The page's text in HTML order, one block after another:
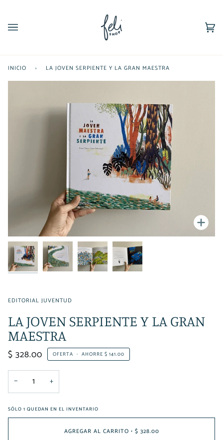
(0)
INICIO › LA JOVEN SERPIENTE Y LA GRAN MAESTRA
EDITORIAL JUVENTUD
LA JOVEN SERPIENTE Y LA GRAN
MAESTRA
$ 328.00 OFERTA • AHORRE $ 141.00
− +
SÓLO 1 QUEDAN EN EL INVENTARIO
AGREGAR AL CARRITO • $ 328.00